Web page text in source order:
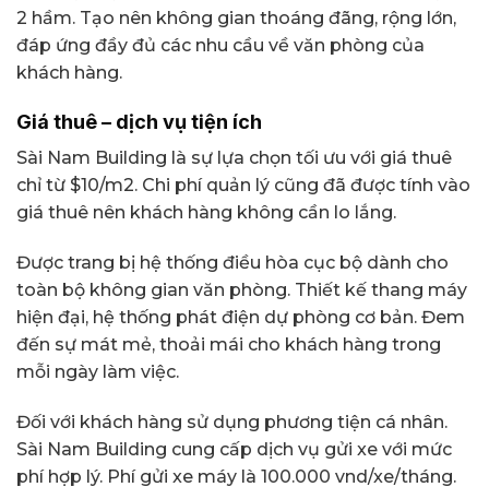
2 hầm. Tạo nên không gian thoáng đãng, rộng lớn,
đáp ứng đầy đủ các nhu cầu về văn phòng của
khách hàng.
Giá thuê – dịch vụ tiện ích
Sài Nam Building là sự lựa chọn tối ưu với giá thuê
chỉ từ $10/m2. Chi phí quản lý cũng đã được tính vào
giá thuê nên khách hàng không cần lo lắng.
Được trang bị hệ thống điều hòa cục bộ dành cho
toàn bộ không gian văn phòng. Thiết kế thang máy
hiện đại, hệ thống phát điện dự phòng cơ bản. Đem
đến sự mát mẻ, thoải mái cho khách hàng trong
mỗi ngày làm việc.
Đối với khách hàng sử dụng phương tiện cá nhân.
Sài Nam Building cung cấp dịch vụ gửi xe với mức
phí hợp lý. Phí gửi xe máy là 100.000 vnd/xe/tháng.